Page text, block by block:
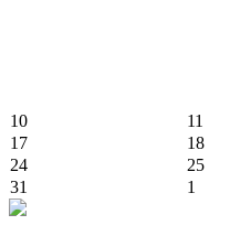
10 11
17
18
24
25
31
1